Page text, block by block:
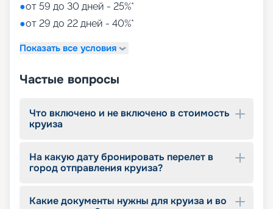
●от 59 до 30 дней - 25%*
●от 29 до 22 дней - 40%*
Показать все условия
Частые вопросы
Что включено и не включено в стоимость
круиза
На какую дату бронировать перелет в
город отправления круиза?
Какие документы нужны для круиза и во